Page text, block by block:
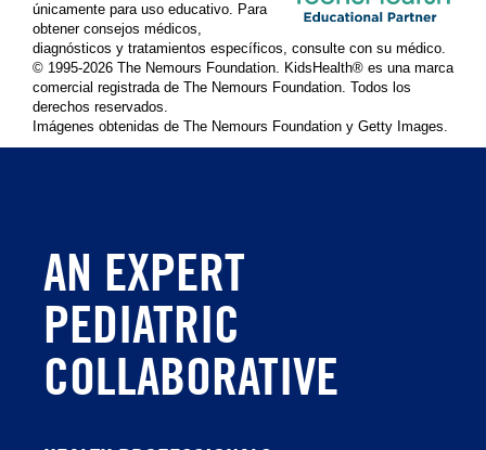
únicamente para uso educativo. Para
obtener consejos médicos,
diagnósticos y tratamientos específicos, consulte con su médico.
© 1995-2026 The Nemours Foundation. KidsHealth® es una marca
comercial registrada de The Nemours Foundation. Todos los
derechos reservados.
Imágenes obtenidas de The Nemours Foundation y Getty Images.
AN EXPERT
PEDIATRIC
COLLABORATIVE